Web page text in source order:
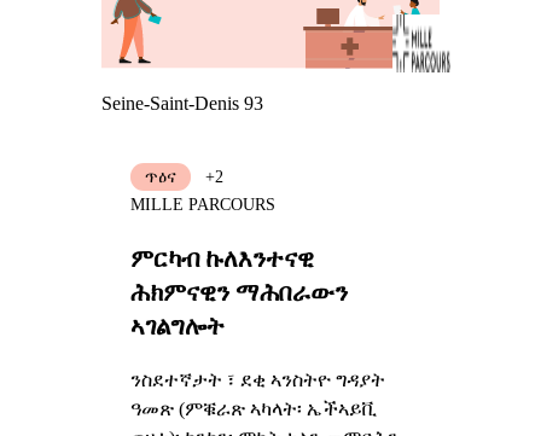
Seine-Saint-Denis 93
ምርካብ ኩለእንተናዊ
ሕክምናዊን ማሕበራውን
ኣገልግሎት
ንስደተኛታት ፣ ደቂ ኣንስትዮ ግዳያት
ዓመጽ (ምቑራጽ ኣካላት፡ ኤችኣይቪ
ጥዕና
+2
MILLE PARCOURS